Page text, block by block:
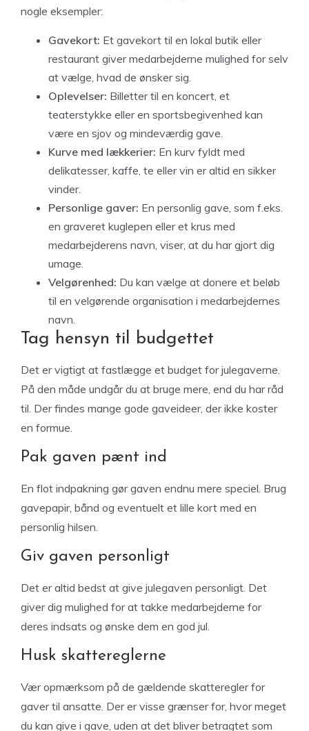
nogle eksempler:
Gavekort: Et gavekort til en lokal butik eller
restaurant giver medarbejderne mulighed for selv
at vælge, hvad de ønsker sig.
Oplevelser: Billetter til en koncert, et
teaterstykke eller en sportsbegivenhed kan
være en sjov og mindeværdig gave.
Kurve med lækkerier: En kurv fyldt med
delikatesser, kaffe, te eller vin er altid en sikker
vinder.
Personlige gaver: En personlig gave, som f.eks.
en graveret kuglepen eller et krus med
medarbejderens navn, viser, at du har gjort dig
umage.
Velgørenhed: Du kan vælge at donere et beløb
til en velgørende organisation i medarbejdernes
navn.
Tag hensyn til budgettet
Det er vigtigt at fastlægge et budget for julegaverne.
På den måde undgår du at bruge mere, end du har råd
til. Der findes mange gode gaveideer, der ikke koster
en formue.
Pak gaven pænt ind
En flot indpakning gør gaven endnu mere speciel. Brug
gavepapir, bånd og eventuelt et lille kort med en
personlig hilsen.
Giv gaven personligt
Det er altid bedst at give julegaven personligt. Det
giver dig mulighed for at takke medarbejderne for
deres indsats og ønske dem en god jul.
Husk skattereglerne
Vær opmærksom på de gældende skatteregler for
gaver til ansatte. Der er visse grænser for, hvor meget
du kan give i gave, uden at det bliver betragtet som